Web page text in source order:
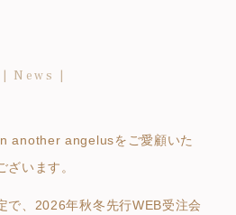
News
another angelusをご愛顧いた
ざいます。
で、2026年秋冬先行WEB受注会